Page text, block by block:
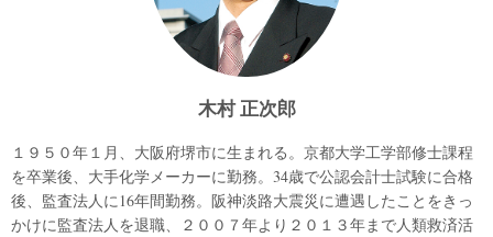
木村 正次郎
１９５０年１月、大阪府堺市に生まれる。京都大学工学部修士課程
を卒業後、大手化学メーカーに勤務。34歳で公認会計士試験に合格
後、監査法人に16年間勤務。阪神淡路大震災に遭遇したことをきっ
かけに監査法人を退職、２００７年より２０１３年まで人類救済活